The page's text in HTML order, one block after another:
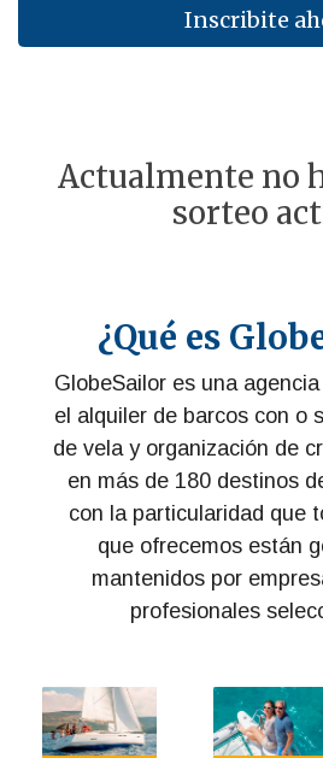
Inscribite
Actualmente no
sorteo
¿Qué es
GlobeSailor es una
el alquiler de barcos con o
de vela y organización de
en más de 180 destinos
con la particularidad que
que ofrecemos están
mantenidos por
profesionales